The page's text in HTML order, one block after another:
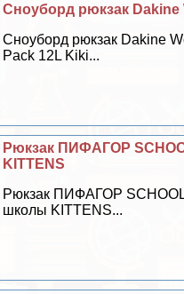
Сноуборд рюкзак Dakine
Сноуборд рюкзак Dakine
Pack 12L Kiki...
Рюкзак ПИФАГОР
KITTENS
Рюкзак ПИФАГОР
школы KITTENS...